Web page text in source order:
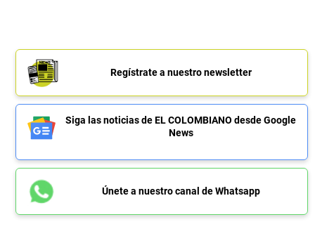
Regístrate a nuestro newsletter
Siga las noticias de EL COLOMBIANO desde Google
News
Únete a nuestro canal de Whatsapp